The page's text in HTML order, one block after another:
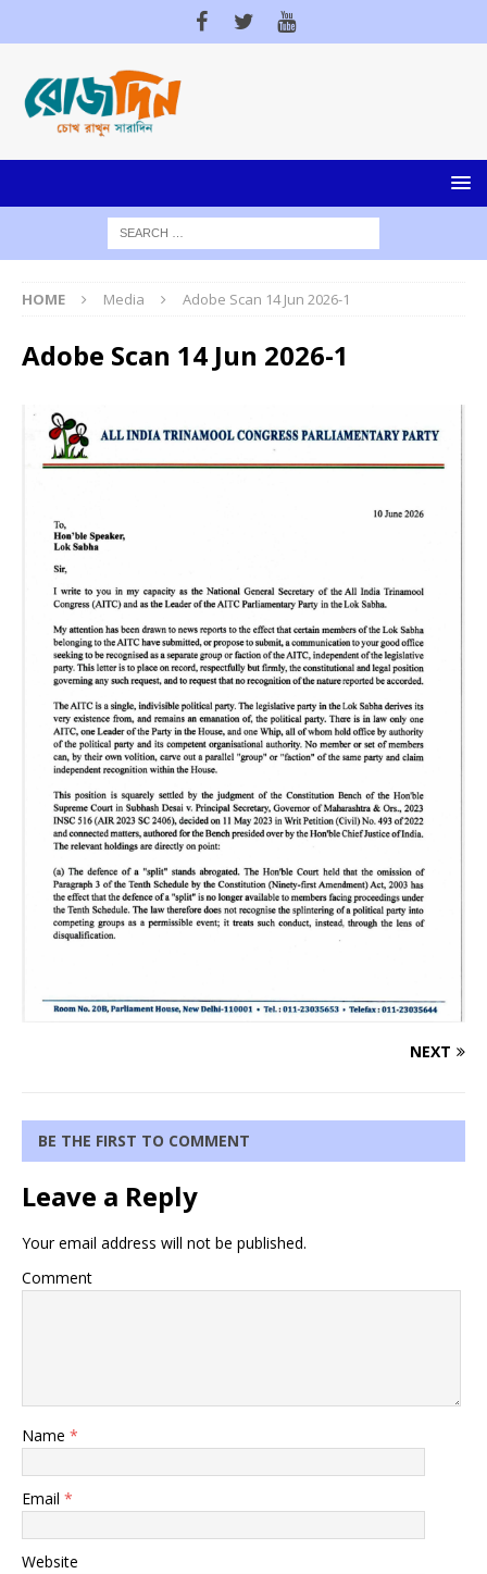
HOME Media Adobe Scan 14 Jun 2026-1
Adobe Scan 14 Jun 2026-1
NEXT
BE THE FIRST TO COMMENT
Leave a Reply
Your email address will not be published.
Comment
Name *
Email *
Website